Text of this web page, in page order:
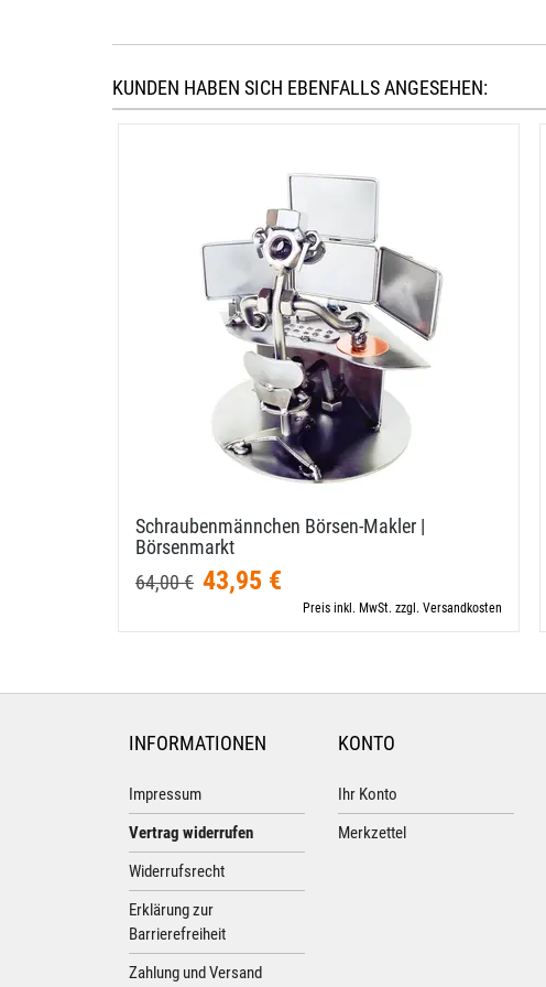
KUNDEN HABEN SICH EBENFALLS ANGESEHEN:
Schraubenmännchen Börsen-​Makler |
Börsenmarkt
64,00 € 43,95 €
Preis inkl. MwSt. zzgl. Versandkosten
INFORMATIONEN
Impressum
Vertrag widerrufen
Widerrufsrecht
Erklärung zur
Barrierefreiheit
Zahlung und Versand
KONTO
Ihr Konto
Merkzettel